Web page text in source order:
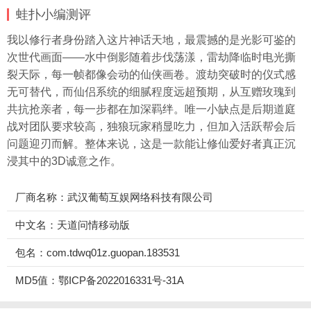
蛙扑小编测评
我以修行者身份踏入这片神话天地，最震撼的是光影可鉴的
次世代画面——水中倒影随着步伐荡漾，雷劫降临时电光撕
裂天际，每一帧都像会动的仙侠画卷。渡劫突破时的仪式感
无可替代，而仙侣系统的细腻程度远超预期，从互赠玫瑰到
共抗抢亲者，每一步都在加深羁绊。唯一小缺点是后期道庭
战对团队要求较高，独狼玩家稍显吃力，但加入活跃帮会后
问题迎刃而解。整体来说，这是一款能让修仙爱好者真正沉
浸其中的3D诚意之作。
厂商名称：武汉葡萄互娱网络科技有限公司
中文名：天道问情移动版
包名：com.tdwq01z.guopan.183531
MD5值：鄂ICP备2022016331号-31A